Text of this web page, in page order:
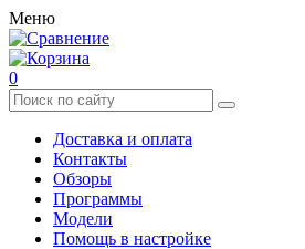
Меню
0
Доставка и оплата
Контакты
Обзоры
Программы
Модели
Помощь в настройке